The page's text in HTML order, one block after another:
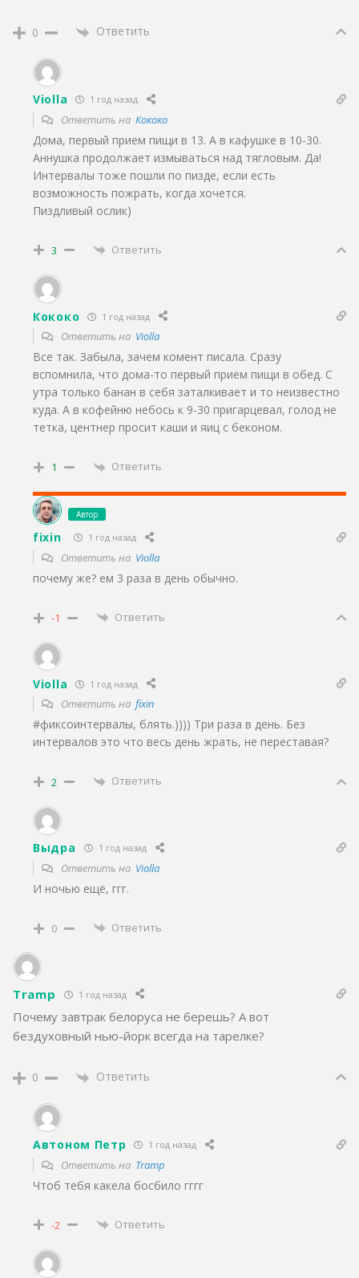
0 Ответить
Violla 1 год назад
Ответить на Кококо
Дома, первый прием пищи в 13. А в кафушке в 10-30.
Аннушка продолжает измываться над тягловым. Да!
Интервалы тоже пошли по пизде, если есть
возможность пожрать, когда хочется.
Пиздливый ослик)
3 Ответить
Кококо 1 год назад
Ответить на Violla
Все так. Забыла, зачем комент писала. Сразу
вспомнила, что дома-то первый прием пищи в обед. С
утра только банан в себя заталкивает и то неизвестно
куда. А в кофейню небось к 9-30 пригарцевал, голод не
тетка, центнер просит каши и яиц с беконом.
1 Ответить
Автор
fixin 1 год назад
Ответить на Violla
почему же? ем 3 раза в день обычно.
-1 Ответить
Violla 1 год назад
Ответить на fixin
#фиксоинтервалы, блять.)))) Три раза в день. Без
интервалов это что весь день жрать, не переставая?
2 Ответить
Выдра 1 год назад
Ответить на Violla
И ночью ещё, ггг.
0 Ответить
Tramp 1 год назад
Почему завтрак белоруса не берешь? А вот
бездуховный нью-йорк всегда на тарелке?
0 Ответить
Автоном Петр 1 год назад
Ответить на Tramp
Чтоб тебя какела босбило гггг
-2 Ответить